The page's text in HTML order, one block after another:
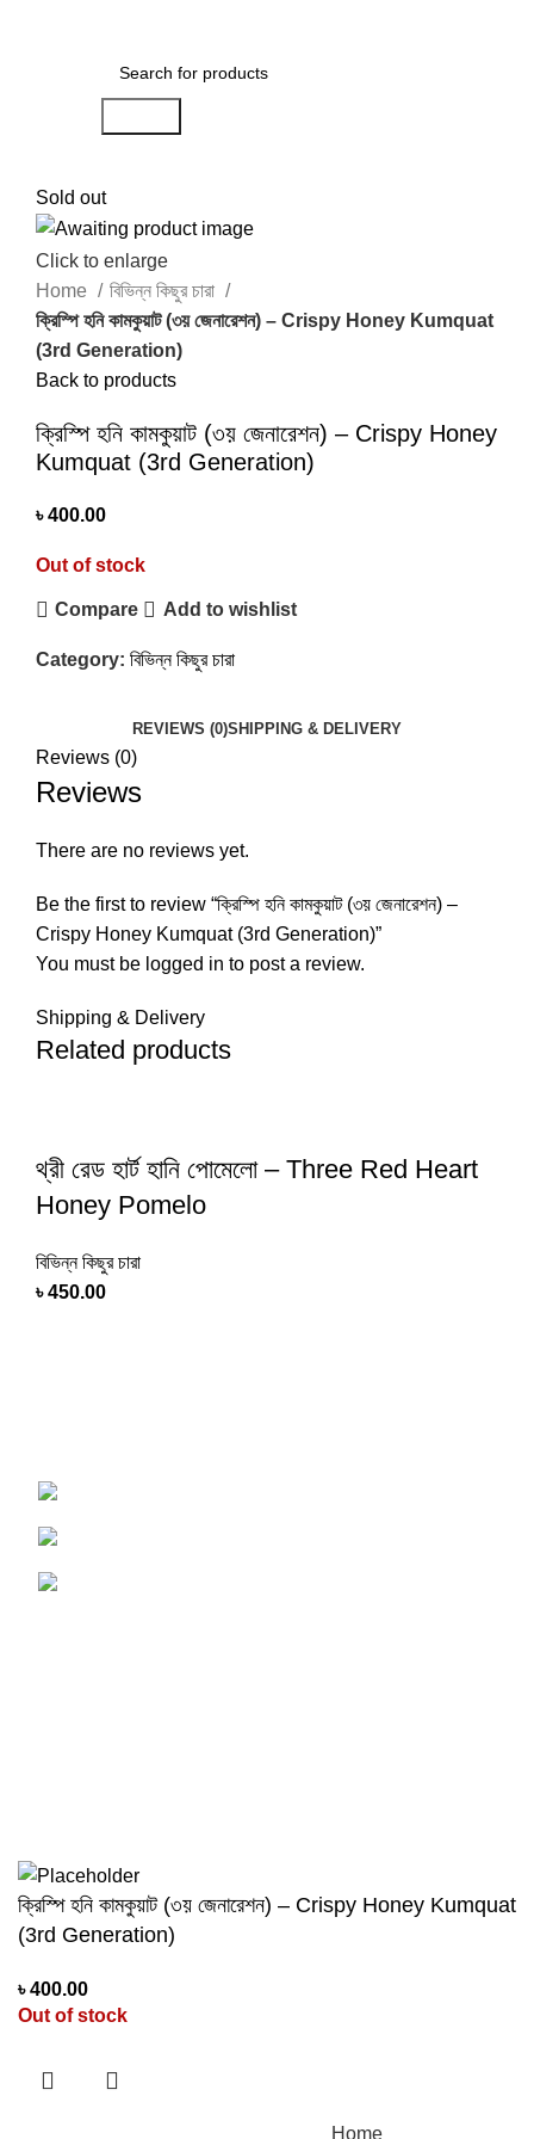
Sold out
Click to enlarge
Home
বিভিন্ন কিছুর চারা
ক্রিস্পি হনি কামকুয়াট (৩য় জেনারেশন) – Crispy Honey Kumquat
(3rd Generation)
Back to products
ক্রিস্পি হনি কামকুয়াট (৩য় জেনারেশন) – Crispy Honey
Kumquat (3rd Generation)
৳400.00
Out of stock
Compare Add to wishlist
Category: বিভিন্ন কিছুর চারা
REVIEWS (0)SHIPPING & DELIVERY
Reviews (0)
Reviews
There are no reviews yet.
Be the first to review “ক্রিস্পি হনি কামকুয়াট (৩য় জেনারেশন) –
Crispy Honey Kumquat (3rd Generation)”
You must be logged in to post a review.
Shipping & Delivery
Related products
থ্রী রেড হার্ট হানি পোমেলো – Three Red Heart
Honey Pomelo
বিভিন্ন কিছুর চারা
৳450.00
ক্রিস্পি হনি কামকুয়াট (৩য় জেনারেশন) – Crispy Honey Kumquat
(3rd Generation)
৳400.00
Out of stock
Home